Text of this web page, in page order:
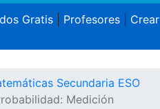
Gratis| Profesores| Crear
Secundaria ESO
Medición